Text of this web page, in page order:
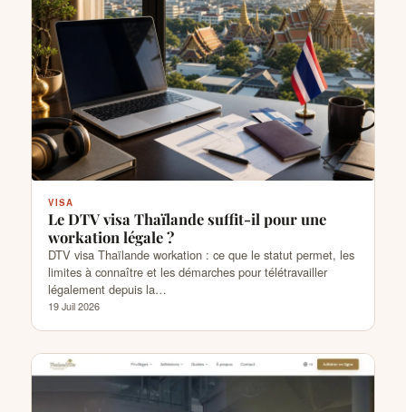
VISA
Le DTV visa Thaïlande suffit-il pour une
workation légale ?
DTV visa Thaïlande workation : ce que le statut permet, les
limites à connaître et les démarches pour télétravailler
légalement depuis la…
19 Juil 2026